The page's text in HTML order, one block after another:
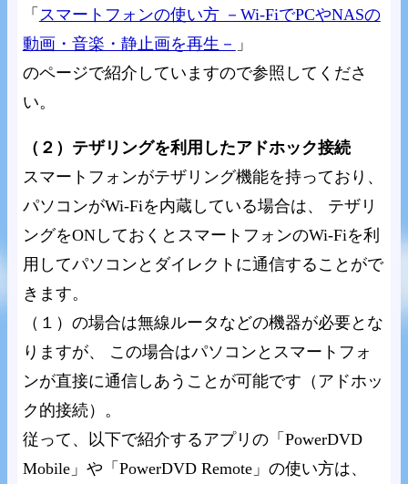
「 スマートフォンの使い方 －Wi-FiでPCやNASの
動画・音楽・静止画を再生－ 」
のページで紹介していますので参照してくださ
い。
（２）テザリングを利用したアドホック接続
スマートフォンがテザリング機能を持っており、
パソコンがWi-Fiを内蔵している場合は、 テザリ
ングをONしておくとスマートフォンのWi-Fiを利
用してパソコンとダイレクトに通信することがで
きます。
（１）の場合は無線ルータなどの機器が必要とな
りますが、 この場合はパソコンとスマートフォ
ンが直接に通信しあうことが可能です（アドホッ
ク的接続）。
従って、以下で紹介するアプリの「PowerDVD
Mobile」や「PowerDVD Remote」の使い方は、